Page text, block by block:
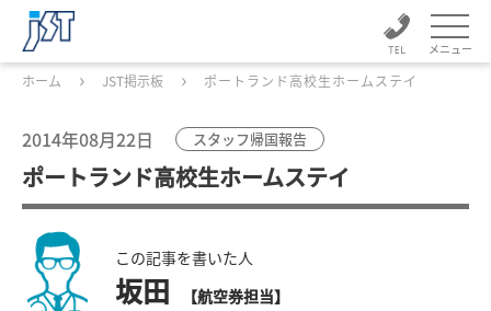
メニュー
ホーム JST掲示板 ポートランド高校生ホームステイ
2014年08月22日 スタッフ帰国報告
ポートランド高校生ホームステイ
この記事を書いた人
坂田 【航空券担当】